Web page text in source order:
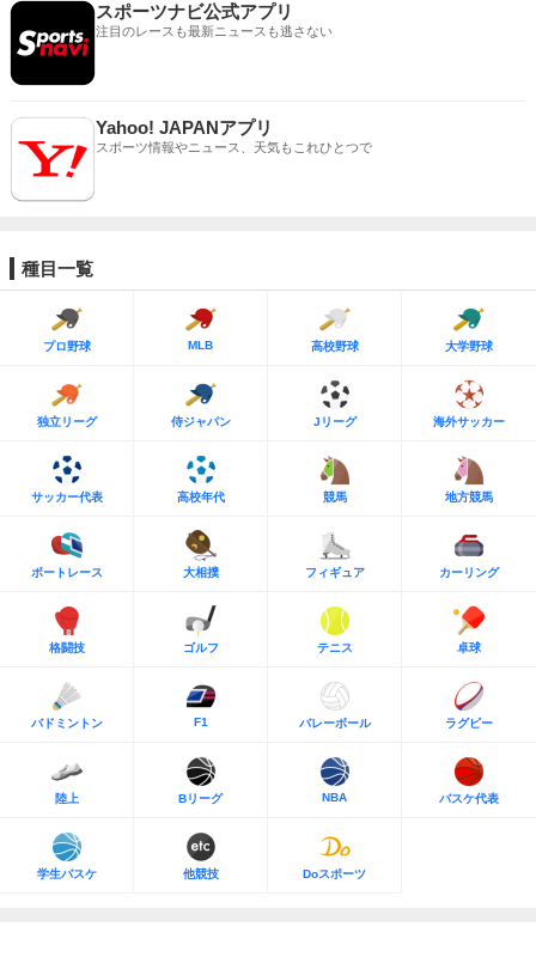
スポーツナビ公式アプリ
注目のレースも最新ニュースも逃さない
Yahoo! JAPANアプリ
スポーツ情報やニュース、天気もこれひとつで
種目一覧
プロ野球 MLB 高校野球 大学野球
独立リーグ 侍ジャパン Jリーグ 海外サッカー
サッカー代表 高校年代 競馬 地方競馬
ボートレース 大相撲 フィギュア カーリング
格闘技 ゴルフ テニス 卓球
バドミントン F1 バレーボール ラグビー
陸上 Bリーグ NBA バスケ代表
学生バスケ 他競技 Doスポーツ